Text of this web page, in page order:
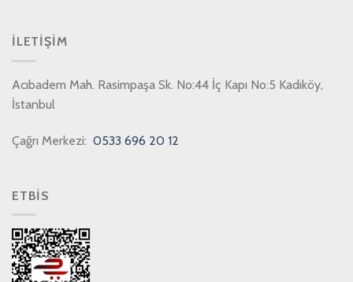
İLETIŞIM
Acıbadem Mah. Rasimpaşa Sk. No:44 İç Kapı No:5 Kadıköy,
İstanbul
Çağrı Merkezi: 0533 696 20 12
ETBİS